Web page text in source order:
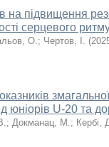
підвищення
серцевого
О.; Чертов, І. (
юніорів U-20 та
; Докманац, М.; Кербі,